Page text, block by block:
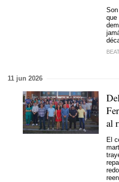
que
11 jun 2026
al
El